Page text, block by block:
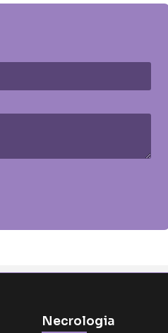
Necrologia